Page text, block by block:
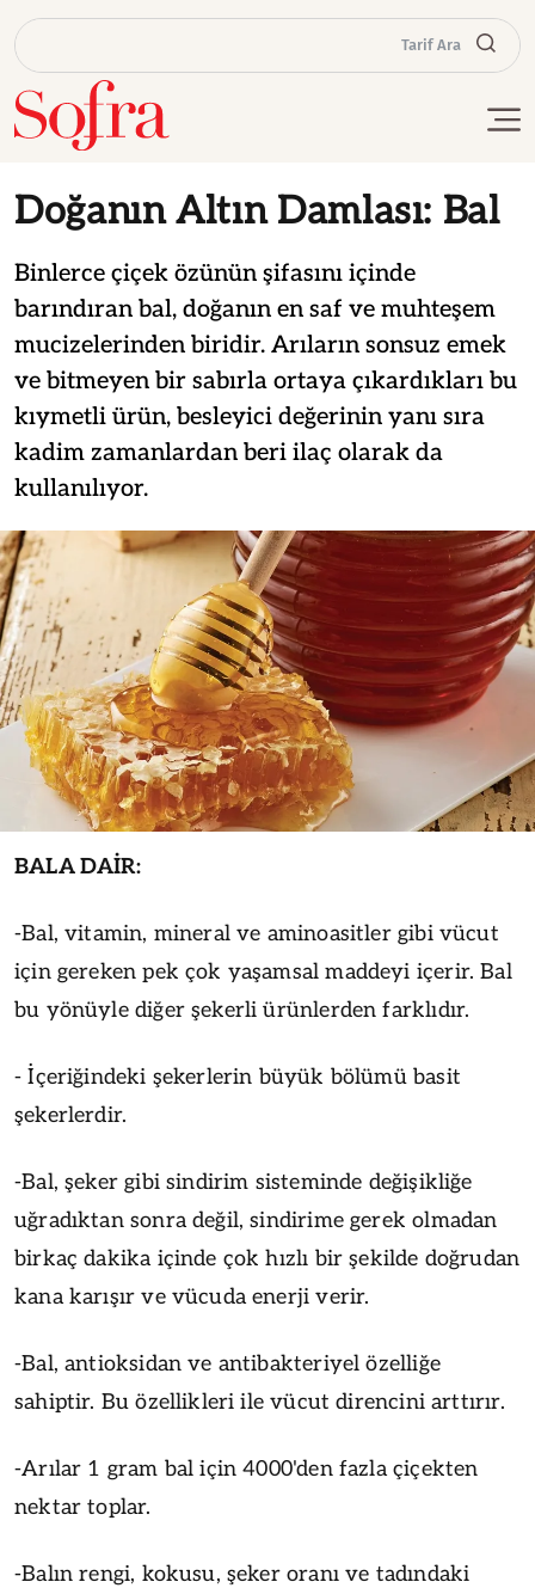
Tarif Ara
Doğanın Altın Damlası: Bal
Binlerce çiçek özünün şifasını içinde
barındıran bal, doğanın en saf ve muhteşem
mucizelerinden biridir. Arıların sonsuz emek
ve bitmeyen bir sabırla ortaya çıkardıkları bu
kıymetli ürün, besleyici değerinin yanı sıra
kadim zamanlardan beri ilaç olarak da
kullanılıyor.
BALA DAİR:
-Bal, vitamin, mineral ve aminoasitler gibi vücut
için gereken pek çok yaşamsal maddeyi içerir. Bal
bu yönüyle diğer şekerli ürünlerden farklıdır.
- İçeriğindeki şekerlerin büyük bölümü basit
şekerlerdir.
-Bal, şeker gibi sindirim sisteminde değişikliğe
uğradıktan sonra değil, sindirime gerek olmadan
birkaç dakika içinde çok hızlı bir şekilde doğrudan
kana karışır ve vücuda enerji verir.
-Bal, antioksidan ve antibakteriyel özelliğe
sahiptir. Bu özellikleri ile vücut direncini arttırır.
-Arılar 1 gram bal için 4000'den fazla çiçekten
nektar toplar.
-Balın rengi, kokusu, şeker oranı ve tadındaki